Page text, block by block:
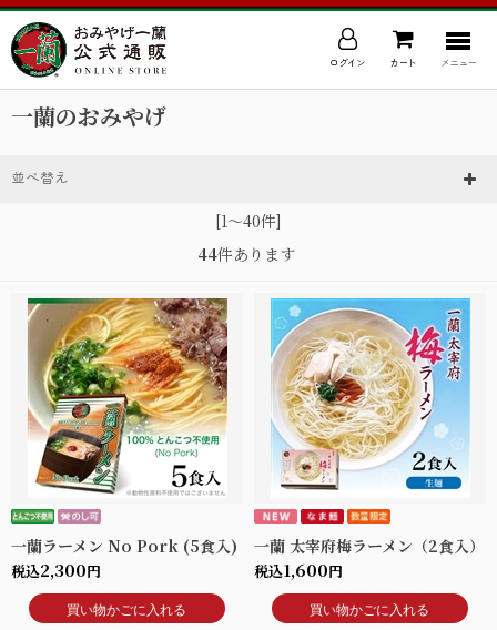
ログイン カート メニュー
一蘭のおみやげ
並べ替え
[1～40件]
44件あります
一蘭ラーメン No Pork (5食入)
税込2,300円
買い物かごに入れる
一蘭 太宰府梅ラーメン（2食入）
税込1,600円
買い物かごに入れる